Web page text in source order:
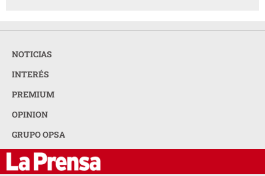
NOTICIAS
INTERÉS
PREMIUM
OPINION
GRUPO OPSA